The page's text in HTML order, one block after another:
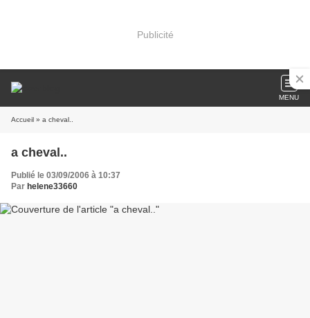
Publicité
MENU
Accueil » a cheval..
a cheval..
Publié le 03/09/2006 à 10:37
Par helene33660